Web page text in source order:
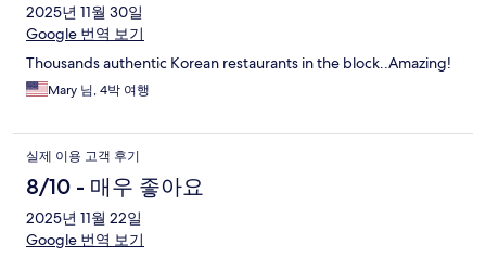
2025년 11월 30일
Google 번역 보기
Thousands authentic Korean restaurants in the block..Amazing!
Mary 님, 4박 여행
실제 이용 고객 후기
8/10 - 매우 좋아요
2025년 11월 22일
Google 번역 보기